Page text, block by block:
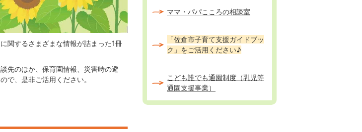
関するさまざまな情報が詰まった1冊
先のほか、保育園情報、災害時の避
で、是非ご活用ください。
ママ・パパこころの相談室
「佐倉市子育て支援ガイドブッ
ク」をご活用ください♪
こども誰でも通園制度（乳児等
通園支援事業）